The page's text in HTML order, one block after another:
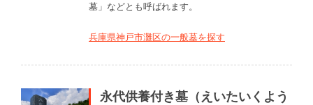
墓」などとも呼ばれます。
兵庫県神戸市灘区の一般墓を探す
永代供養付き墓（えいたいくよう